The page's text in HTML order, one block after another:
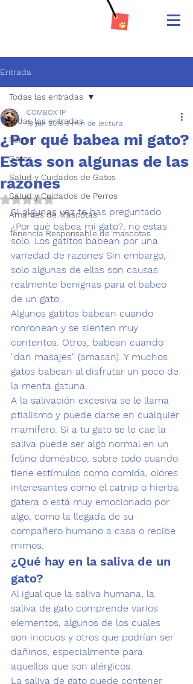
Entrada
Todas las entradas
Perros
Gatos
Salud y Cuidados de Gatos
Salud y Cuidados de Perros
Amantes de Mascotas
Tenencia Responsable de mascotas
Todas las entradas
¿Por qué babea mi gato?
Estas son algunas de las
razones
COMBOX IP
19 jun 2019 3 min de lectura
Obtuvo NaN de 5 estrellas.
Si algunas vez te has preguntado
¿Por qué babea mi gato?, no estas
solo. Los gatitos babean por una
variedad de razones Sin embargo,
solo algunas de ellas son causas
realmente benignas para el babeo
de un gato.
Algunos gatitos babean cuando
ronronean y se sienten muy
contentos. Otros, babean cuando
"dan masajes" (amasan). Y muchos
gatos babean al disfrutar un poco de
la menta gatuna.
A la salivación excesiva se le llama
ptialismo y puede darse en cualquier
mamífero. Si a tu gato se le cae la
saliva puede ser algo normal en un
felino doméstico, sobre todo cuando
tiene estímulos como comida, olores
interesantes como el catnip o hierba
gatera o está muy emocionado por
algo, como la llegada de su
compañero humano a casa o recibe
mimos.
¿Qué hay en la saliva de un
gato?
Al igual que la saliva humana, la
saliva de gato comprende varios
elementos, algunos de los cuales
son inocuos y otros que podrían ser
dañinos, especialmente para
aquellos que son alérgicos.
La saliva de gato puede contener